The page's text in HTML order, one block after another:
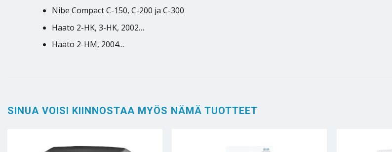
Nibe Compact C-150, C-200 ja C-300
Haato 2-HK, 3-HK, 2002…
Haato 2-HM, 2004…
SINUA VOISI KIINNOSTAA MYÖS NÄMÄ TUOTTEET